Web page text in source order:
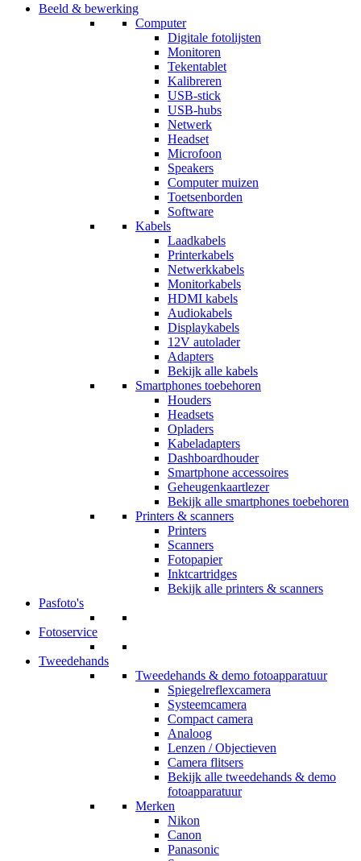
Beeld & bewerking
Computer
Digitale fotolijsten
Monitoren
Tekentablet
Kalibreren
USB-stick
USB-hubs
Netwerk
Headset
Microfoon
Speakers
Computer muizen
Toetsenborden
Software
Kabels
Laadkabels
Printerkabels
Netwerkkabels
Monitorkabels
HDMI kabels
Audiokabels
Displaykabels
12V autolader
Adapters
Bekijk alle kabels
Smartphones toebehoren
Houders
Headsets
Opladers
Kabeladapters
Dashboardhouder
Smartphone accessoires
Geheugenkaartlezer
Bekijk alle smartphones toebehoren
Printers & scanners
Printers
Scanners
Fotopapier
Inktcartridges
Bekijk alle printers & scanners
Pasfoto's
Fotoservice
Tweedehands
Tweedehands & demo fotoapparatuur
Spiegelreflexcamera
Systeemcamera
Compact camera
Analoog
Lenzen / Objectieven
Camera flitsers
Bekijk alle tweedehands & demo
fotoapparatuur
Merken
Nikon
Canon
Panasonic